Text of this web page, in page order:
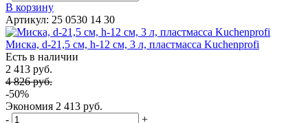
В корзину
Артикул: 25 0530 14 30
Миска, d-21,5 см, h-12 см, 3 л, пластмасса Kuchenprofi
Есть в наличии
2 413 руб.
4 826 руб.
-50%
Экономия 2 413 руб.
-
+